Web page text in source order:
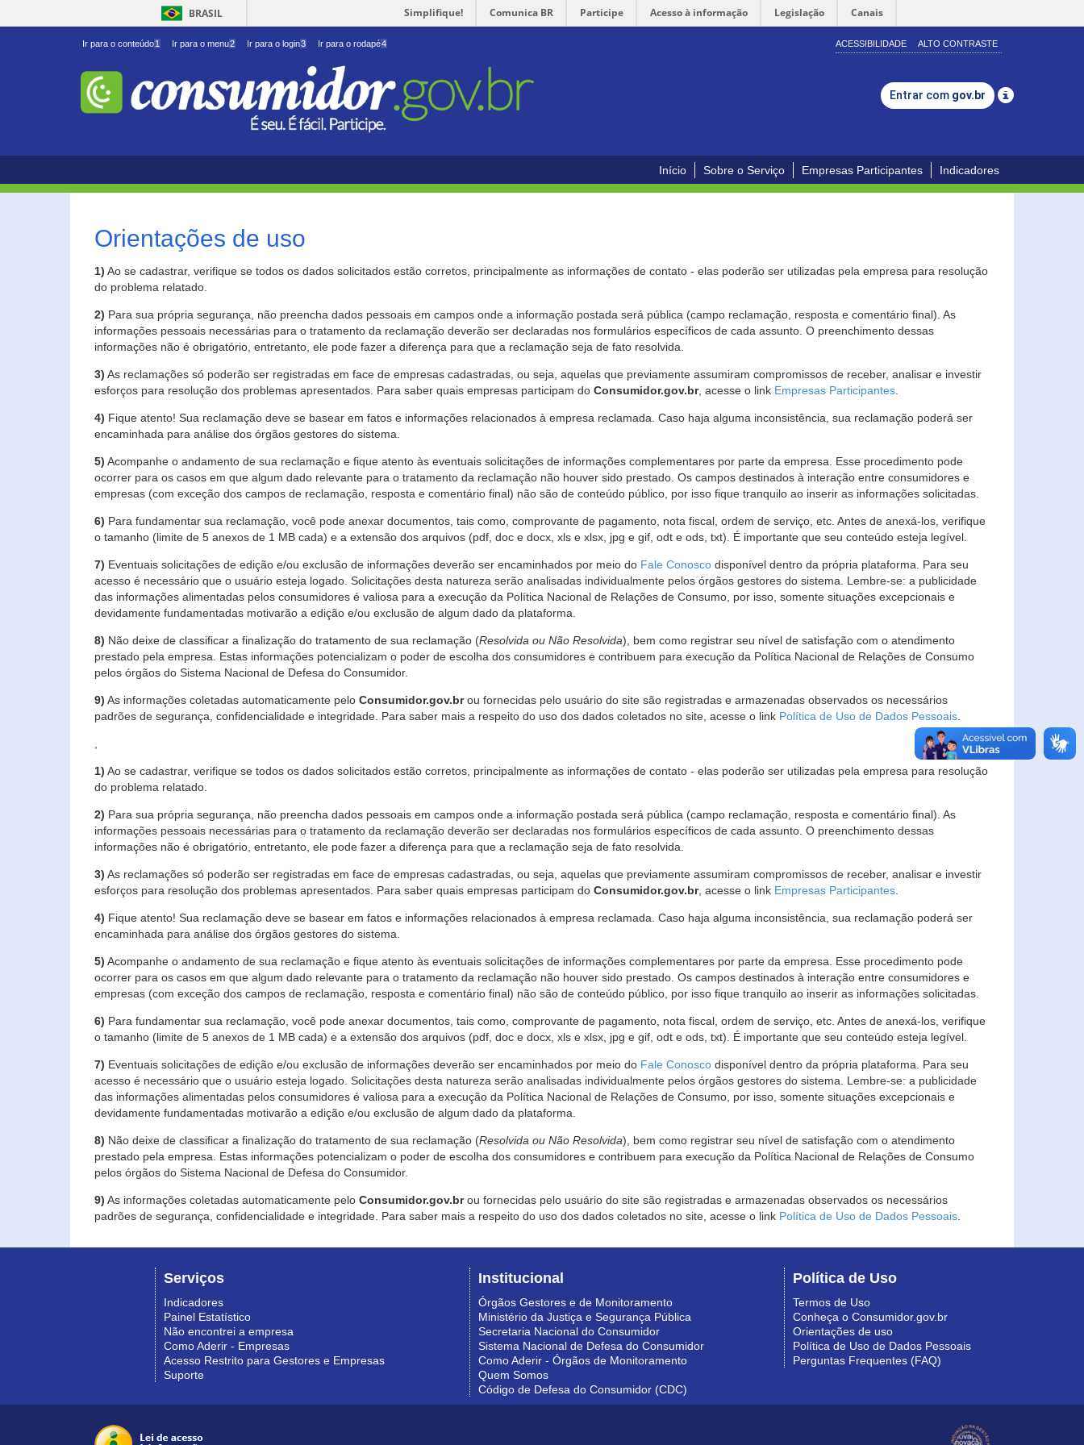
BRASIL Simplifique! Comunica BR Participe Acesso à informação Legislação Canais
Ir para o conteúdo1 Ir para o menu2 Ir para o login3 Ir para o rodapé4 ACESSIBILIDADE ALTO CONTRASTE
Entrar com gov.br
Início Sobre o Serviço Empresas Participantes Indicadores
Orientações de uso
1) Ao se cadastrar, verifique se todos os dados solicitados estão corretos, principalmente as informações de contato - elas poderão ser utilizadas pela empresa para resolução
do problema relatado.
2) Para sua própria segurança, não preencha dados pessoais em campos onde a informação postada será pública (campo reclamação, resposta e comentário final). As
informações pessoais necessárias para o tratamento da reclamação deverão ser declaradas nos formulários específicos de cada assunto. O preenchimento dessas
informações não é obrigatório, entretanto, ele pode fazer a diferença para que a reclamação seja de fato resolvida.
3) As reclamações só poderão ser registradas em face de empresas cadastradas, ou seja, aquelas que previamente assumiram compromissos de receber, analisar e investir
esforços para resolução dos problemas apresentados. Para saber quais empresas participam do Consumidor.gov.br, acesse o link Empresas Participantes
4) Fique atento! Sua reclamação deve se basear em fatos e informações relacionados à empresa reclamada. Caso haja alguma inconsistência, sua reclamação poderá ser
encaminhada para análise dos órgãos gestores do sistema.
5) Acompanhe o andamento de sua reclamação e fique atento às eventuais solicitações de informações complementares por parte da empresa. Esse procedimento pode
ocorrer para os casos em que algum dado relevante para o tratamento da reclamação não houver sido prestado. Os campos destinados à interação entre consumidores e
empresas (com exceção dos campos de reclamação, resposta e comentário final) não são de conteúdo público, por isso fique tranquilo ao inserir as informações solicitadas.
6) Para fundamentar sua reclamação, você pode anexar documentos, tais como, comprovante de pagamento, nota fiscal, ordem de serviço, etc. Antes de anexá-los, verifique
o tamanho (limite de 5 anexos de 1 MB cada) e a extensão dos arquivos (pdf, doc e docx, xls e xlsx, jpg e gif, odt e ods, txt). É importante que seu conteúdo esteja legível.
7) Eventuais solicitações de edição e/ou exclusão de informações deverão ser encaminhados por meio do Fale Conosco disponível dentro da própria plataforma. Para seu
acesso é necessário que o usuário esteja logado. Solicitações desta natureza serão analisadas individualmente pelos órgãos gestores do sistema. Lembre-se: a publicidade
das informações alimentadas pelos consumidores é valiosa para a execução da Política Nacional de Relações de Consumo, por isso, somente situações excepcionais e
devidamente fundamentadas motivarão a edição e/ou exclusão de algum dado da plataforma.
8) Não deixe de classificar a finalização do tratamento de sua reclamação (Resolvida ou Não Resolvida), bem como registrar seu nível de satisfação com o atendimento
prestado pela empresa. Estas informações potencializam o poder de escolha dos consumidores e contribuem para execução da Política Nacional de Relações de Consumo
pelos órgãos do Sistema Nacional de Defesa do Consumidor.
9) As informações coletadas automaticamente pelo Consumidor.gov.brou fornecidas pelo usuário do site são registradas e armazenadas observados os necessários
padrões de segurança, confidencialidade e integridade. Para saber mais a respeito do uso dos dados coletados no site, acesse o link Política de Uso de Dados Pessoais
1) Ao se cadastrar, verifique se todos os dados solicitados estão corretos, principalmente as informações de contato - elas poderão ser utilizadas pela empresa para resolução
do problema relatado.
2) Para sua própria segurança, não preencha dados pessoais em campos onde a informação postada será pública (campo reclamação, resposta e comentário final). As
informações pessoais necessárias para o tratamento da reclamação deverão ser declaradas nos formulários específicos de cada assunto. O preenchimento dessas
informações não é obrigatório, entretanto, ele pode fazer a diferença para que a reclamação seja de fato resolvida.
3) As reclamações só poderão ser registradas em face de empresas cadastradas, ou seja, aquelas que previamente assumiram compromissos de receber, analisar e investir
esforços para resolução dos problemas apresentados. Para saber quais empresas participam do Consumidor.gov.br, acesse o link Empresas Participantes
4) Fique atento! Sua reclamação deve se basear em fatos e informações relacionados à empresa reclamada. Caso haja alguma inconsistência, sua reclamação poderá ser
encaminhada para análise dos órgãos gestores do sistema.
5) Acompanhe o andamento de sua reclamação e fique atento às eventuais solicitações de informações complementares por parte da empresa. Esse procedimento pode
ocorrer para os casos em que algum dado relevante para o tratamento da reclamação não houver sido prestado. Os campos destinados à interação entre consumidores e
empresas (com exceção dos campos de reclamação, resposta e comentário final) não são de conteúdo público, por isso fique tranquilo ao inserir as informações solicitadas.
6) Para fundamentar sua reclamação, você pode anexar documentos, tais como, comprovante de pagamento, nota fiscal, ordem de serviço, etc. Antes de anexá-los, verifique
o tamanho (limite de 5 anexos de 1 MB cada) e a extensão dos arquivos (pdf, doc e docx, xls e xlsx, jpg e gif, odt e ods, txt). É importante que seu conteúdo esteja legível.
7) Eventuais solicitações de edição e/ou exclusão de informações deverão ser encaminhados por meio do Fale Conosco disponível dentro da própria plataforma. Para seu
acesso é necessário que o usuário esteja logado. Solicitações desta natureza serão analisadas individualmente pelos órgãos gestores do sistema. Lembre-se: a publicidade
das informações alimentadas pelos consumidores é valiosa para a execução da Política Nacional de Relações de Consumo, por isso, somente situações excepcionais e
devidamente fundamentadas motivarão a edição e/ou exclusão de algum dado da plataforma.
8) Não deixe de classificar a finalização do tratamento de sua reclamação (Resolvida ou Não Resolvida), bem como registrar seu nível de satisfação com o atendimento
prestado pela empresa. Estas informações potencializam o poder de escolha dos consumidores e contribuem para execução da Política Nacional de Relações de Consumo
pelos órgãos do Sistema Nacional de Defesa do Consumidor.
9) As informações coletadas automaticamente pelo Consumidor.gov.brou fornecidas pelo usuário do site são registradas e armazenadas observados os necessários
padrões de segurança, confidencialidade e integridade. Para saber mais a respeito do uso dos dados coletados no site, acesse o link Política de Uso de Dados Pessoais
Serviços
Indicadores
Painel Estatístico
Não encontrei a empresa
Como Aderir - Empresas
Acesso Restrito para Gestores e Empresas
Suporte
Institucional
Órgãos Gestores e de Monitoramento
Ministério da Justiça e Segurança Pública
Secretaria Nacional do Consumidor
Sistema Nacional de Defesa do Consumidor
Como Aderir - Órgãos de Monitoramento
Quem Somos
Código de Defesa do Consumidor (CDC)
Política de Uso
Termos de Uso
Conheça o Consumidor.gov.br
Orientações de uso
Política de Uso de Dados Pessoais
Perguntas Frequentes (FAQ)